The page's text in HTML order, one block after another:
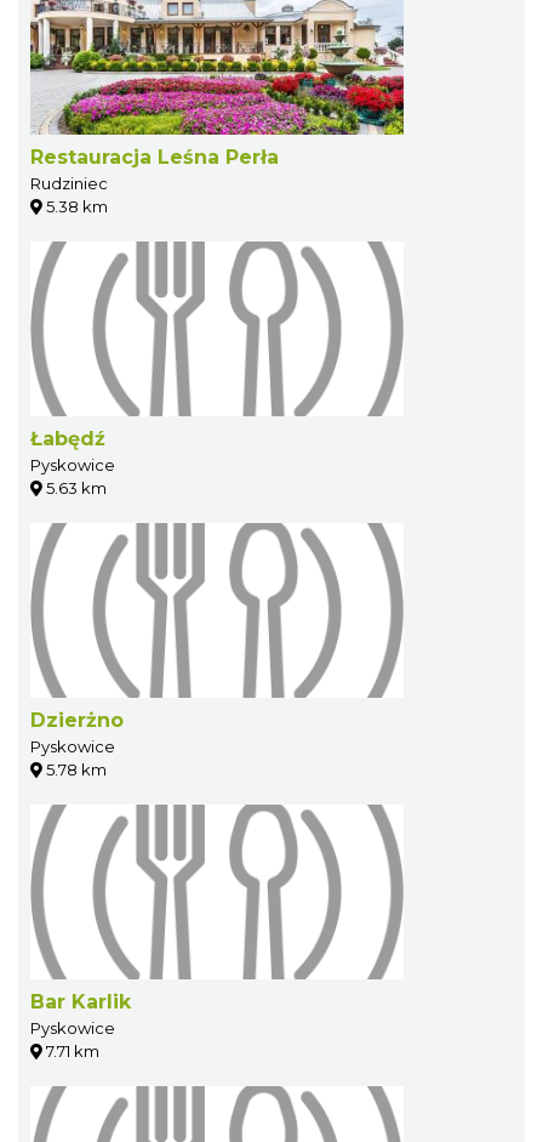
Restauracja Leśna Perła
Rudziniec
5.38 km
Łabędź
Pyskowice
5.63 km
Dzierżno
Pyskowice
5.78 km
Bar Karlik
Pyskowice
7.71 km